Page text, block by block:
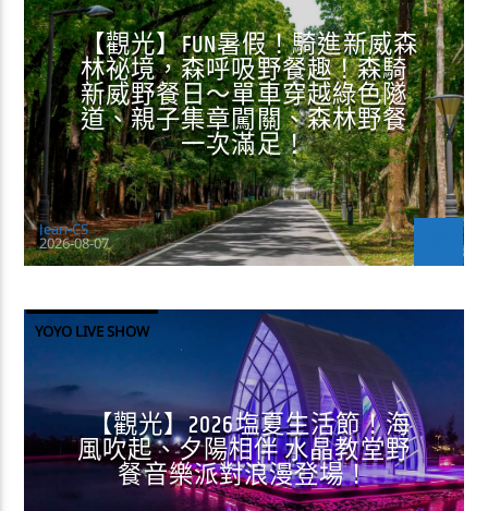
【觀光】FUN暑假！騎進新威森
林祕境，森呼吸野餐趣！森騎
新威野餐日～單車穿越綠色隧
道、親子集章闖關、森林野餐
一次滿足！
Jean-CS
2026-08-07
YOYO LIVE SHOW
【觀光】2026塩夏生活節！海
風吹起、夕陽相伴 水晶教堂野
餐音樂派對浪漫登場！